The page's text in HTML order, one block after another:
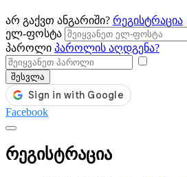
არ გაქვთ ანგარიში? რეგისტრაცია
ელ-ფოსტა
პაროლი პაროლის აღდგენა?
შესვლა
Facebook
რეგისტრაცია